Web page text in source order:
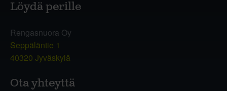
Löydä perille
Rengasnuora Oy
Seppäläntie 1
40320 Jyväskylä
Ota yhteyttä